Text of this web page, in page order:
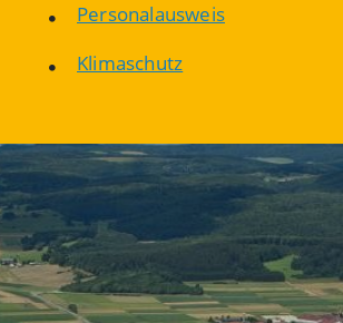
Personalausweis
Klimaschutz